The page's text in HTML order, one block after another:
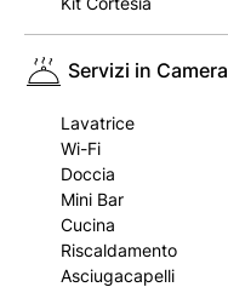
Servizi in Camera
Lavatrice
Wi-Fi
Doccia
Mini Bar
Cucina
Riscaldamento
Asciugacapelli